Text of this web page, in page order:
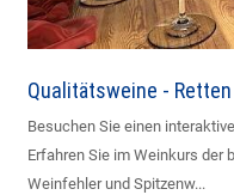
Qualitätsweine -
Besuchen Sie einen
Erfahren Sie im Weinkurs der
Weinfehler und Spitzenw...